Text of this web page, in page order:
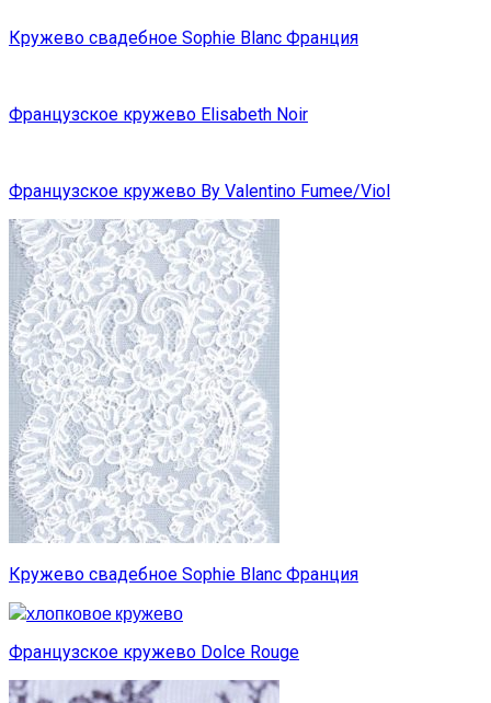
Кружево свадебное Sophie Blanc Франция
Французское кружево Elisabeth Noir
Французское кружево By Valentino Fumee/Viol
Кружево свадебное Sophie Blanc Франция
Французское кружево Dolce Rouge